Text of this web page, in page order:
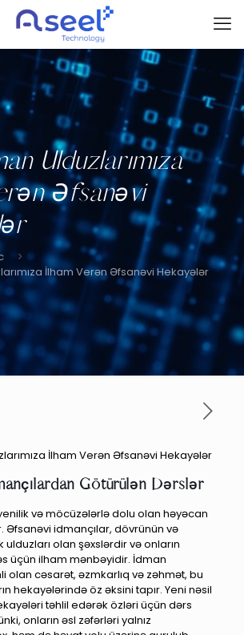
Ulduzlarımıza
Əfsanəvi
İlham Verən Əfsanəvi Hekayələr
İlham Verən Əfsanəvi Hekayələr
Götürülən Dərslər
və möcüzələrlə dolu olan həyəcan
Əfsanəvi idmançılar, dövrünün və
ulduzları olan şəxslərdir və onların
üçün ilham mənbəyidir. İdman
olan cəsarət, əzmkarlıq və zəhmət, bu
hekayələrində öz əksini tapır. Yeni nəsil
təhlil edərək özləri üçün dərs
onların əsl zəfərləri yalnız